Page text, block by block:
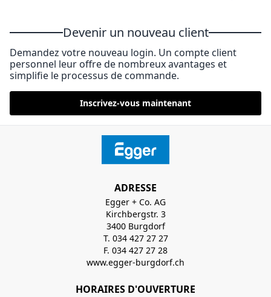
Devenir un nouveau client
Demandez votre nouveau login. Un compte client
personnel leur offre de nombreux avantages et
simplifie le processus de commande.
Inscrivez-vous maintenant
ADRESSE
Egger + Co. AG
Kirchbergstr. 3
3400 Burgdorf
T. 034 427 27 27
F. 034 427 27 28
www.egger-burgdorf.ch
HORAIRES D'OUVERTURE